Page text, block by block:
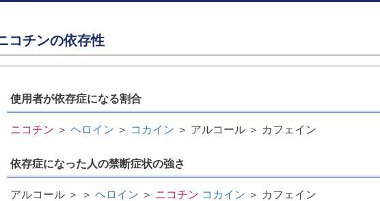
コチンの依存性
使用者が依存症になる割合
ニコチン ＞ヘロイン ＞ コカイン ＞ アルコール ＞ カフェイン
依存症になった人の禁断症状の強さ
アルコール ＞ ＞ヘロイン ＞ ニコチン コカイン ＞ カフェイン